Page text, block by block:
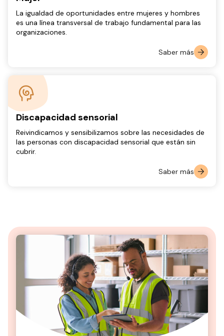
La igualdad de oportunidades entre mujeres y hombres
es una línea transversal de trabajo fundamental para las
organizaciones.
Saber más
Discapacidad sensorial
Reivindicamos y sensibilizamos sobre las necesidades de
las personas con discapacidad sensorial que están sin
cubrir.
Saber más